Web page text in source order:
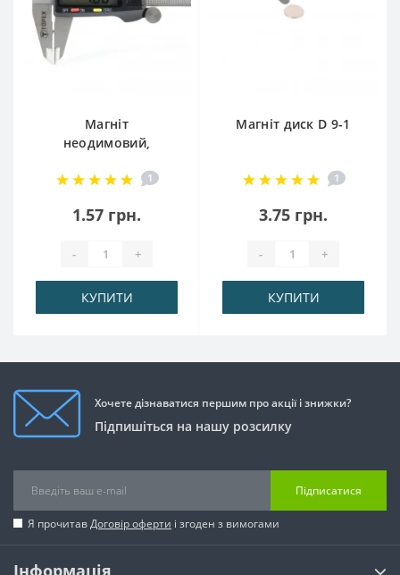
Магніт
неодимовий,
мм
1
1.57 грн.
- +
КУПИТИ
Магніт диск D 9-1
1
3.75 грн.
- +
КУПИТИ
Хочете дізнаватися першим про акції і знижки?
Підпишіться на нашу розсилку
Підписатися
Я прочитавДоговір оферти і згоден з вимогами
Інформація